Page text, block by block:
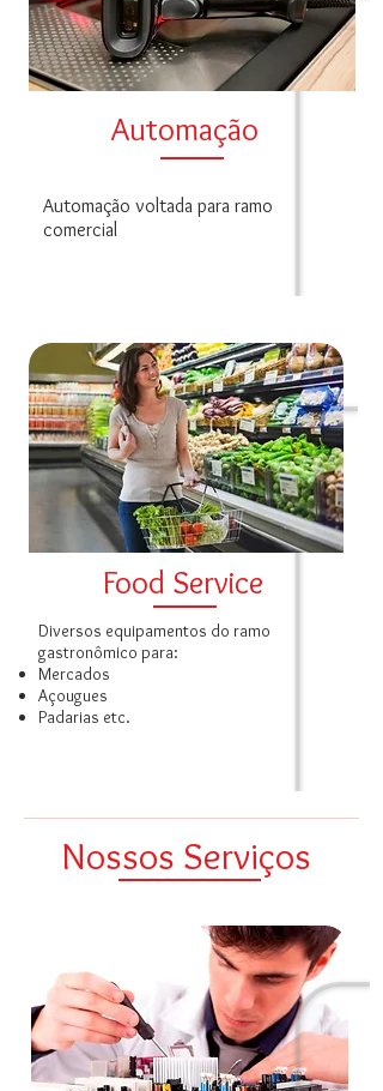
Automação voltada para ramo
comercial
Automação
Diversos equipamentos do ramo
gastronômico para:
Mercados
Açougues
Padarias etc.
Food Service
Nossos Serviços